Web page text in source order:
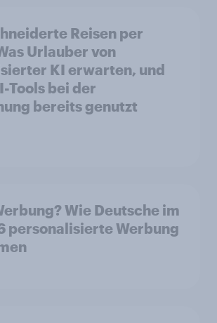
Reisen per
Urlauber von
KI erwarten, und
Tools bei der
bereits genutzt
Wie Deutsche im
personalisierte Werbung